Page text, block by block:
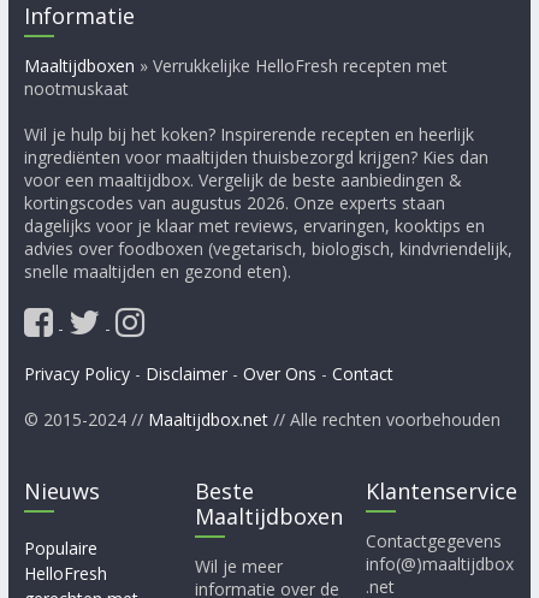
Informatie
Maaltijdboxen » Verrukkelijke HelloFresh recepten met
nootmuskaat
Wil je hulp bij het koken? Inspirerende recepten en heerlijk
ingrediënten voor maaltijden thuisbezorgd krijgen? Kies dan
voor een maaltijdbox. Vergelijk de beste aanbiedingen &
kortingscodes van augustus 2026. Onze experts staan
dagelijks voor je klaar met reviews, ervaringen, kooktips en
advies over foodboxen (vegetarisch, biologisch, kindvriendelijk,
snelle maaltijden en gezond eten).
-
-
Privacy Policy- Disclaimer- Over Ons - Contact
© 2015-2024 // Maaltijdbox.net// Alle rechten voorbehouden
Nieuws
Populaire
HelloFresh
Beste
Maaltijdboxen
Wil je meer
informatie over de
Klantenservice
Contactgegevens
info(@)maaltijdbox
.net